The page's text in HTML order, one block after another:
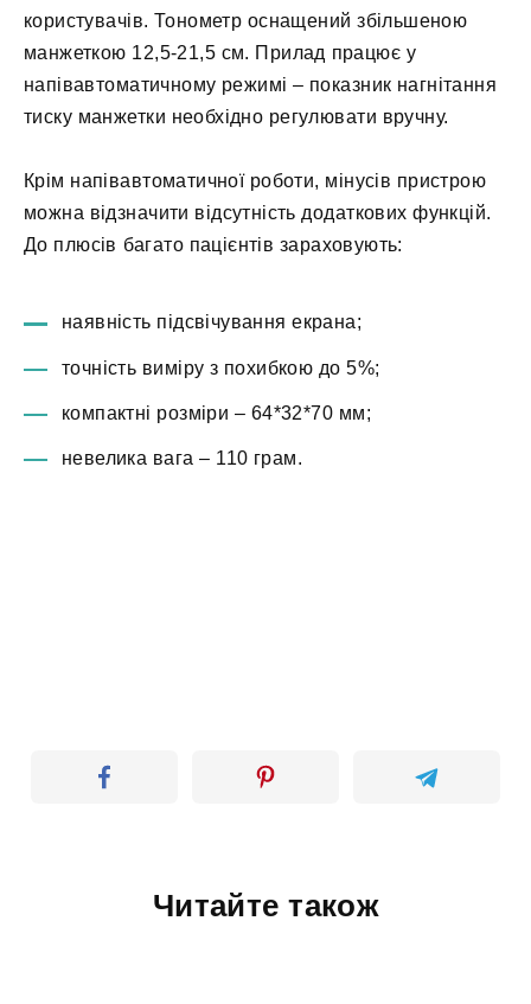
користувачів. Тонометр оснащений збільшеною
манжеткою 12,5-21,5 см. Прилад працює у
напівавтоматичному режимі – показник нагнітання
тиску манжетки необхідно регулювати вручну.
Крім напівавтоматичної роботи, мінусів пристрою
можна відзначити відсутність додаткових функцій.
До плюсів багато пацієнтів зараховують:
наявність підсвічування екрана;
точність виміру з похибкою до 5%;
компактні розміри – 64*32*70 мм;
невелика вага – 110 грам.
Читайте також